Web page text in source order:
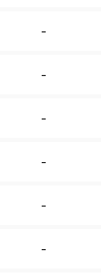
-
-
-
-
-
-